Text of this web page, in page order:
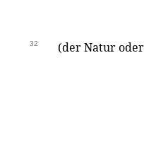
32 (der Natur